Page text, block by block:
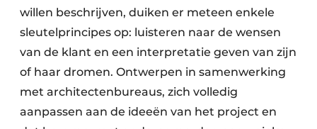
willen beschrijven, duiken er meteen enkele
sleutelprincipes op: luisteren naar de wensen
van de klant en een interpretatie geven van zijn
of haar dromen. Ontwerpen in samenwerking
met architectenbureaus, zich volledig
aanpassen aan de ideeën van het project en